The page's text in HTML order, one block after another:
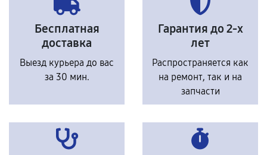
Бесплатная
доставка
Выезд курьера до вас
за 30 мин.
Гарантия до 2-х
лет
Распространяется как
на ремонт, так и на
запчасти